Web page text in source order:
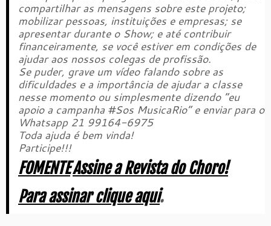
compartilhar as mensagens sobre este projeto;
mobilizar pessoas, instituições e empresas; se
apresentar durante o Show; e até contribuir
financeiramente, se você estiver em condições de
ajudar aos nossos colegas de profissão.
Se puder, grave um vídeo falando sobre as
dificuldades e a importância de ajudar a classe
nesse momento ou simplesmente dizendo “eu
apoio a campanha #Sos MusicaRio” e enviar para o
Whatsapp 21 99164-6975
Toda ajuda é bem vinda!
Participe!!!
FOMENTEAssine a Revista do Choro!
Para assinar clique aqui.